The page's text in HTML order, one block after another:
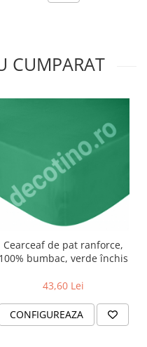
CUMPARAT
Cearceaf de pat ranforce,
100% bumbac, verde închis
43,60 Lei
CONFIGUREAZA